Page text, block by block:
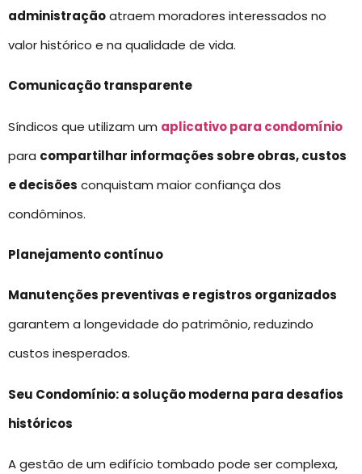
administraçãoatraem moradores interessados no
valor histórico e na qualidade de vida.
Comunicação transparente
Síndicos que utilizam um aplicativo para condomínio
para compartilhar informações sobre obras, custos
e decisões conquistam maior confiança dos
condôminos.
Planejamento contínuo
Manutenções preventivas e registros organizados
garantem a longevidade do patrimônio, reduzindo
custos inesperados.
Seu Condomínio: a solução moderna para desafios
históricos
A gestão de um edifício tombado pode ser complexa,